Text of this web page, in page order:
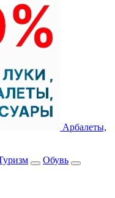
Арбалеты,
Обувь